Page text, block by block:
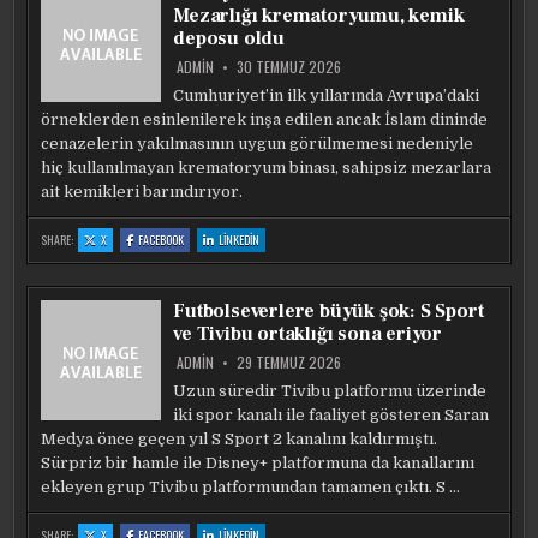
BULUNDU
DEPO
KÜPLERI
BULUNDU
DEPO
KÜPLERI
BULUNDU
Mezarlığı krematoryumu, kemik
deposu oldu
ADMIN 30 TEMMUZ 2026
Cumhuriyet’in ilk yıllarında Avrupa’daki
örneklerden esinlenilerek inşa edilen ancak İslam dininde
cenazelerin yakılmasının uygun görülmemesi nedeniyle
hiç kullanılmayan krematoryum binası, sahipsiz mezarlara
ait kemikleri barındırıyor.
SHARE: X:
TÜRKIYE’DE
ILK
TEK:
CEBECI
KREMATORYUMU,
KEMIK
DEPOSU
OLDU
FACEBOOK:
TÜRKIYE’DE
ILK
TEK:
ASRI
MEZARLIĞI
KREMATORYUMU,
DEPOSU
OLDU
LINKEDIN
TÜRKIYE’DE
ILK
TEK:
ASRI
MEZARLIĞI
KREMATORYUMU,
DEPOSU
OLDU
Futbolseverlere büyük şok: S Sport
ve Tivibu ortaklığı sona eriyor
ADMIN 29 TEMMUZ 2026
Uzun süredir Tivibu platformu üzerinde
iki spor kanalı ile faaliyet gösteren Saran
Medya önce geçen yıl S Sport 2 kanalını kaldırmıştı.
Sürpriz bir hamle ile Disney+ platformuna da kanallarını
ekleyen grup Tivibu platformundan tamamen çıktı. S …
: :